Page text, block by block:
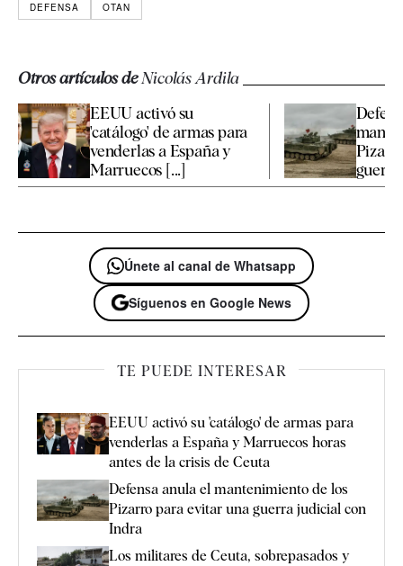
DEFENSA OTAN
Otros artículos deNicolás Ardila
EEUU activó su
'catálogo' de armas para
venderlas a España y
Marruecos [...]
Únete al canal de Whatsapp
Síguenos en Google News
TE PUEDE INTERESAR
EEUU activó su 'catálogo' de armas para
venderlas a España y Marruecos horas
antes de la crisis de Ceuta
Defensa anula el mantenimiento de los
Pizarro para evitar una guerra judicial con
Indra
Los militares de Ceuta, sobrepasados y